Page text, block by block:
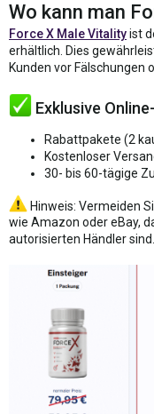
Wo kann man
Force X Male Vitalityist
erhältlich. Dies
Kunden vor Fälschungen
Exklusive
Rabattpakete (2
Kostenloser
30- bis 60-tägige
Hinweis: Vermeiden
wie Amazon oder eBay,
autorisierten Händler sind.